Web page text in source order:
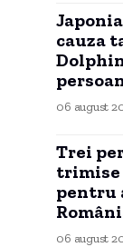
cauza
06 august
Trei
trimise
pentru
06 august